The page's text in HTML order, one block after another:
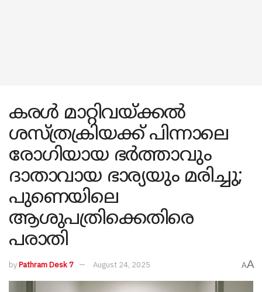
കരൾ മാറ്റിവയ്ക്കൽ
ശസ്ത്രക്രിയക്ക് പിന്നാലെ
രോഗിയായ ഭർത്താവും
ദാതാവായ ഭാര്യയും മരിച്ചു;
പുണെയിലെ
ആശുപത്രിക്കെതിരെ
പരാതി
byPathram Desk 7 August 24, 2025 AA